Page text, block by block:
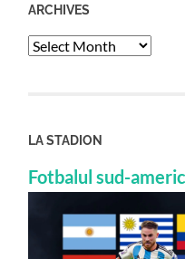
ARCHIVES
Archives
LA STADION
Fotbalul sud-